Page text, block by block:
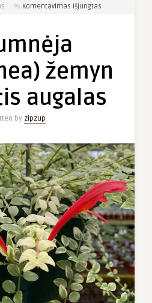
Komentavimas išjungtas
augalas
žemyn
augalas
by zipzup